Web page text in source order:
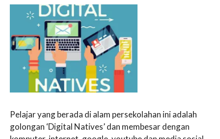
Pelajar yang berada di alam persekolahan ini adalah
golongan ‘Digital Natives’ dan membesar dengan